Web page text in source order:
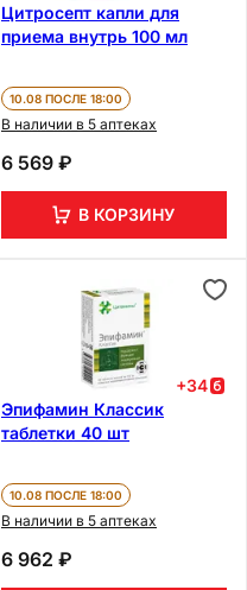
Цитросепт капли для
приема внутрь 100 мл
10.08 ПОСЛЕ 18:00
В наличии в 5 аптеках
6 569 ₽
В КОРЗИНУ
+34
Эпифамин Классик
таблетки 40 шт
10.08 ПОСЛЕ 18:00
В наличии в 5 аптеках
6 962 ₽